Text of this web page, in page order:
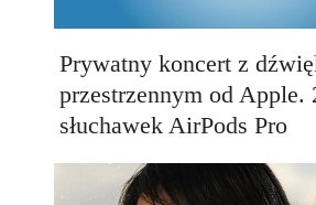
Prywatny koncert z
przestrzennym od Apple.
słuchawek AirPods Pro